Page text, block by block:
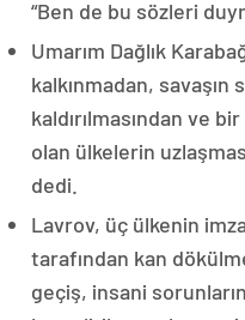
“Ben de bu sözleri
Umarım Dağlık
kalkınmadan, savaşın
kaldırılmasından ve
olan ülkelerin
dedi.
Lavrov, üç ülkenin
tarafından kan
geçiş, insani